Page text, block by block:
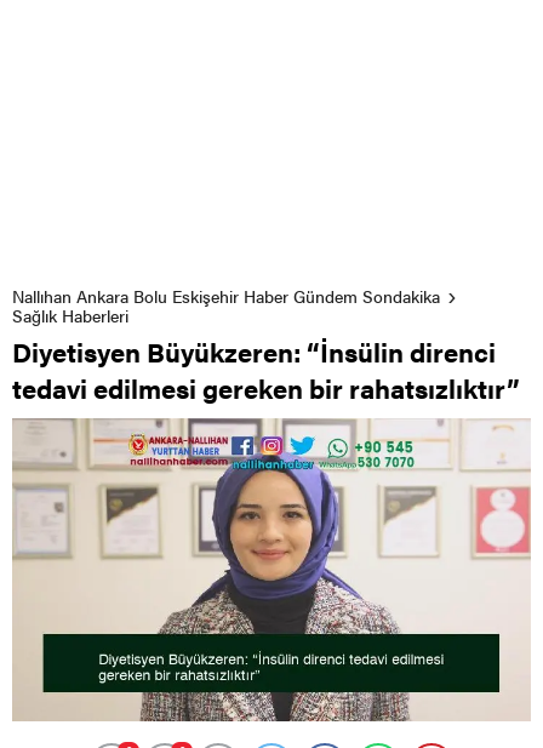
Nallıhan Ankara Bolu Eskişehir Haber Gündem Sondakika
Sağlık Haberleri
Diyetisyen Büyükzeren: “İnsülin direnci
tedavi edilmesi gereken bir rahatsızlıktır”